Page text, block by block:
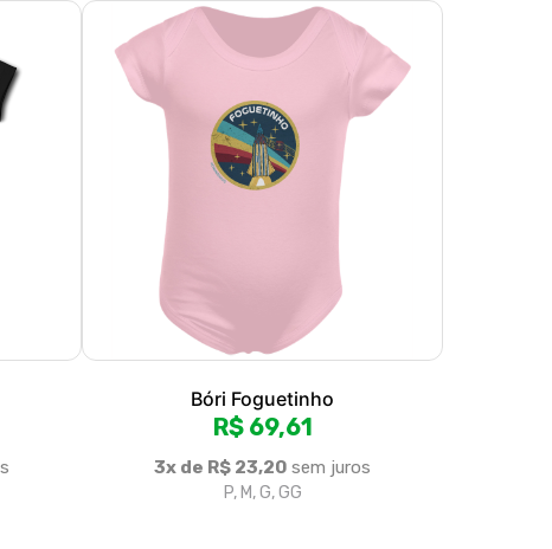
3x de R$ 23,20 sem juros
P, M, G, GG